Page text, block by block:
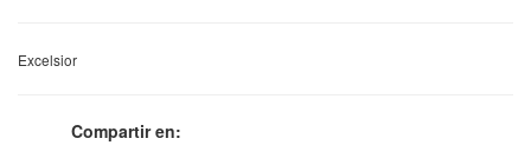
Excelsior
Compartir en: